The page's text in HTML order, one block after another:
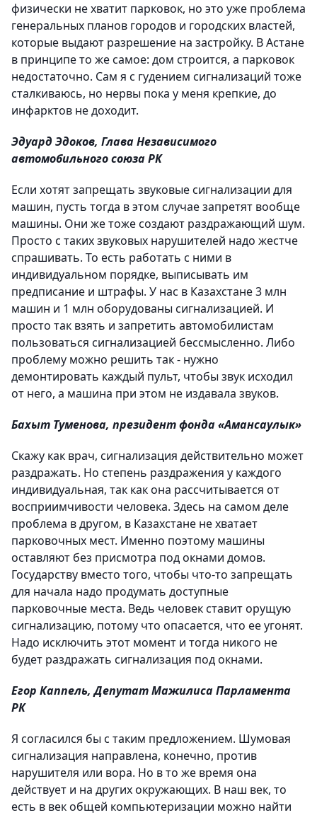
физически не хватит парковок, но это уже проблема
генеральных планов городов и городских властей,
которые выдают разрешение на застройку. В Астане
в принципе то же самое: дом строится, а парковок
недостаточно. Сам я с гудением сигнализаций тоже
сталкиваюсь, но нервы пока у меня крепкие, до
инфарктов не доходит.
Эдуард Эдоков, Глава Независимого
автомобильного союза РК
Если хотят запрещать звуковые сигнализации для
машин, пусть тогда в этом случае запретят вообще
машины. Они же тоже создают раздражающий шум.
Просто с таких звуковых нарушителей надо жестче
спрашивать. То есть работать с ними в
индивидуальном порядке, выписывать им
предписание и штрафы. У нас в Казахстане 3 млн
машин и 1 млн оборудованы сигнализацией. И
просто так взять и запретить автомобилистам
пользоваться сигнализацией бессмысленно. Либо
проблему можно решить так - нужно
демонтировать каждый пульт, чтобы звук исходил
от него, а машина при этом не издавала звуков.
Бахыт Туменова, президент фонда «Амансаулык»
Скажу как врач, сигнализация действительно может
раздражать. Но степень раздражения у каждого
индивидуальная, так как она рассчитывается от
восприимчивости человека. Здесь на самом деле
проблема в другом, в Казахстане не хватает
парковочных мест. Именно поэтому машины
оставляют без присмотра под окнами домов.
Государству вместо того, чтобы что-то запрещать
для начала надо продумать доступные
парковочные места. Ведь человек ставит орущую
сигнализацию, потому что опасается, что ее угонят.
Надо исключить этот момент и тогда никого не
будет раздражать сигнализация под окнами.
Егор Каппель, Депутат Мажилиса Парламента
РК
Я согласился бы с таким предложением. Шумовая
сигнализация направлена, конечно, против
нарушителя или вора. Но в то же время она
действует и на других окружающих. В наш век, то
есть в век общей компьютеризации можно найти